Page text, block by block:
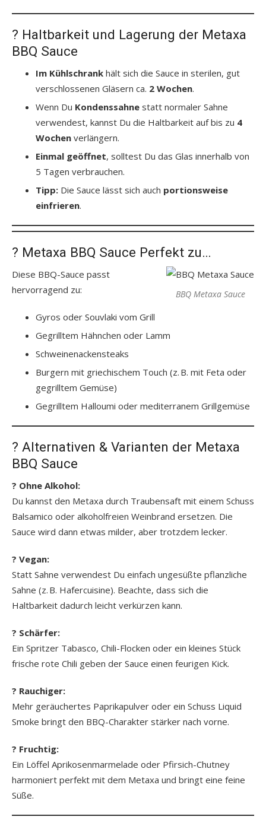
? Haltbarkeit und Lagerung der Metaxa
BBQ Sauce
Im Kühlschrank hält sich die Sauce in sterilen, gut
verschlossenen Gläsern ca. 2 Wochen.
Wenn Du Kondenssahne statt normaler Sahne
verwendest, kannst Du die Haltbarkeit auf bis zu 4
Wochen verlängern.
Einmal geöffnet, solltest Du das Glas innerhalb von
5 Tagen verbrauchen.
Tipp: Die Sauce lässt sich auch portionsweise
einfrieren.
?️ Metaxa BBQ Sauce Perfekt zu…
BBQ Metaxa Sauce
Diese BBQ-Sauce passt
hervorragend zu:
Gyros oder Souvlaki vom Grill
Gegrilltem Hähnchen oder Lamm
Schweinenackensteaks
Burgern mit griechischem Touch (z. B. mit Feta oder
gegrilltem Gemüse)
Gegrilltem Halloumi oder mediterranem Grillgemüse
? Alternativen & Varianten der Metaxa
BBQ Sauce
? Ohne Alkohol:
Du kannst den Metaxa durch Traubensaft mit einem Schuss
Balsamico oder alkoholfreien Weinbrand ersetzen. Die
Sauce wird dann etwas milder, aber trotzdem lecker.
? Vegan:
Statt Sahne verwendest Du einfach ungesüßte pflanzliche
Sahne (z. B. Hafercuisine). Beachte, dass sich die
Haltbarkeit dadurch leicht verkürzen kann.
? Schärfer:
Ein Spritzer Tabasco, Chili-Flocken oder ein kleines Stück
frische rote Chili geben der Sauce einen feurigen Kick.
? Rauchiger:
Mehr geräuchertes Paprikapulver oder ein Schuss Liquid
Smoke bringt den BBQ-Charakter stärker nach vorne.
? Fruchtig:
Ein Löffel Aprikosenmarmelade oder Pfirsich-Chutney
harmoniert perfekt mit dem Metaxa und bringt eine feine
Süße.